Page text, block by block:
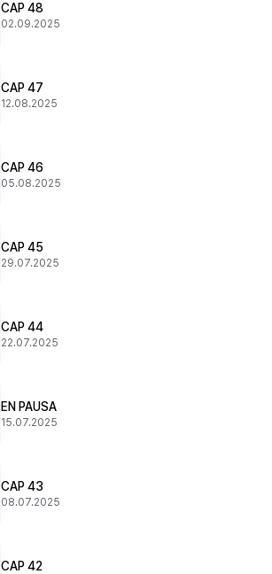
CAP 48
02.09.2025
CAP 47
12.08.2025
CAP 46
05.08.2025
CAP 45
29.07.2025
CAP 44
22.07.2025
EN PAUSA
15.07.2025
CAP 43
08.07.2025
CAP 42